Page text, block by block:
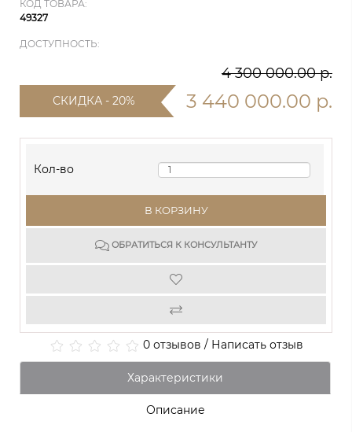
КОД ТОВАРА:
49327
ДОСТУПНОСТЬ:
4 300 000.00 р.
СКИДКА - 20% 3 440 000.00 р.
Кол-во
В КОРЗИНУ
ОБРАТИТЬСЯ К КОНСУЛЬТАНТУ
0 отзывов / Написать отзыв
Характеристики
Описание